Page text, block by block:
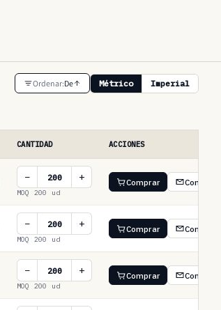
Ordenar:De Métrico Imperial
CANTIDAD ACCIONES
− +
MOQ 200 ud
Comprar
− +
MOQ 200 ud
Comprar
− +
MOQ 200 ud
Comprar